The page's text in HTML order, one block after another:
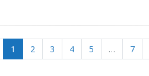
1 2 3 4 5 … 7